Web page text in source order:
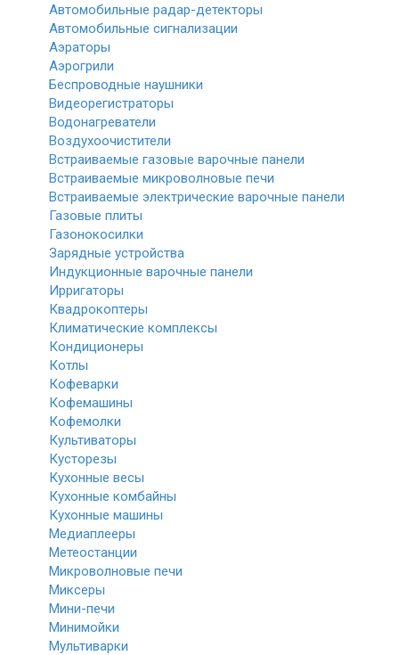
Автомобильные радар-детекторы
Автомобильные сигнализации
Аэраторы
Аэрогрили
Беспроводные наушники
Видеорегистраторы
Водонагреватели
Воздухоочистители
Встраиваемые газовые варочные панели
Встраиваемые микроволновые печи
Встраиваемые электрические варочные панели
Газовые плиты
Газонокосилки
Зарядные устройства
Индукционные варочные панели
Ирригаторы
Квадрокоптеры
Климатические комплексы
Кондиционеры
Котлы
Кофеварки
Кофемашины
Кофемолки
Культиваторы
Кусторезы
Кухонные весы
Кухонные комбайны
Кухонные машины
Медиаплееры
Метеостанции
Микроволновые печи
Миксеры
Мини-печи
Минимойки
Мультиварки